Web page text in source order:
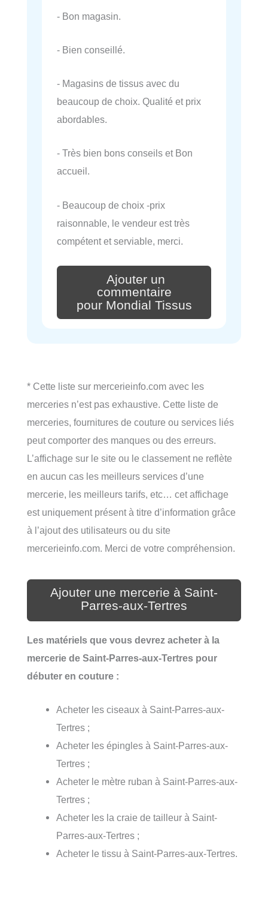
- Bon magasin.
- Bien conseillé.
- Magasins de tissus avec du
beaucoup de choix. Qualité et prix
abordables.
- Très bien bons conseils et Bon
accueil.
- Beaucoup de choix -prix
raisonnable, le vendeur est très
compétent et serviable, merci.
Ajouter un
commentaire
pour Mondial Tissus
* Cette liste sur mercerieinfo.com avec les
merceries n’est pas exhaustive. Cette liste de
merceries, fournitures de couture ou services liés
peut comporter des manques ou des erreurs.
L’affichage sur le site ou le classement ne reflète
en aucun cas les meilleurs services d’une
mercerie, les meilleurs tarifs, etc… cet affichage
est uniquement présent à titre d’information grâce
à l’ajout des utilisateurs ou du site
mercerieinfo.com. Merci de votre compréhension.
Ajouter une mercerie à Saint-
Parres-aux-Tertres
Les matériels que vous devrez acheter à la
mercerie de Saint-Parres-aux-Tertres pour
débuter en couture :
Acheter les ciseaux à Saint-Parres-aux-
Tertres ;
Acheter les épingles à Saint-Parres-aux-
Tertres ;
Acheter le mètre ruban à Saint-Parres-aux-
Tertres ;
Acheter les la craie de tailleur à Saint-
Parres-aux-Tertres ;
Acheter le tissu à Saint-Parres-aux-Tertres.